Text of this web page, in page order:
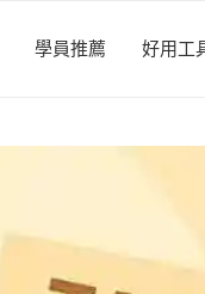
學員推薦 好用工